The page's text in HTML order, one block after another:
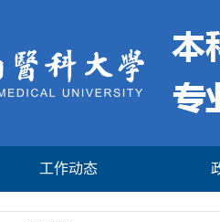
工作动态